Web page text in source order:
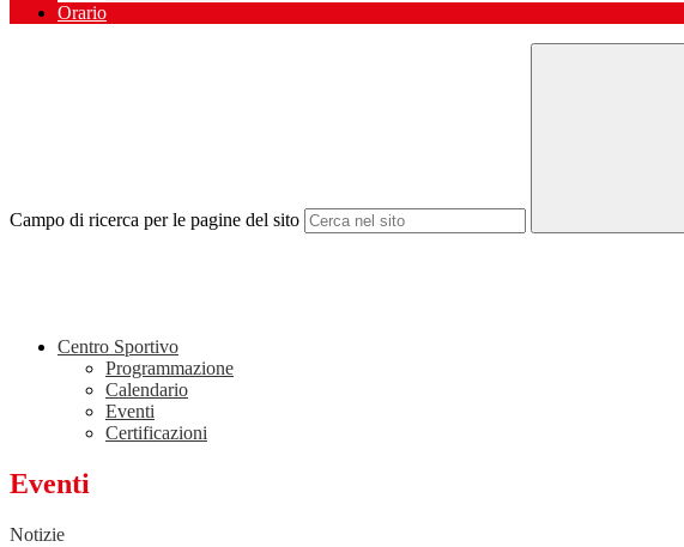
Orario
Campo di ricerca per le pagine del sito
Centro Sportivo
Programmazione
Calendario
Eventi
Certificazioni
Eventi
Notizie